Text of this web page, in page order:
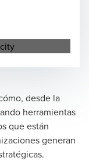
window/tab
desde la
herramientas
que están
generan